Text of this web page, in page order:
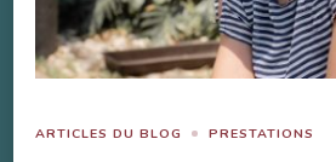
ARTICLES DU BLOG PRESTATIONS